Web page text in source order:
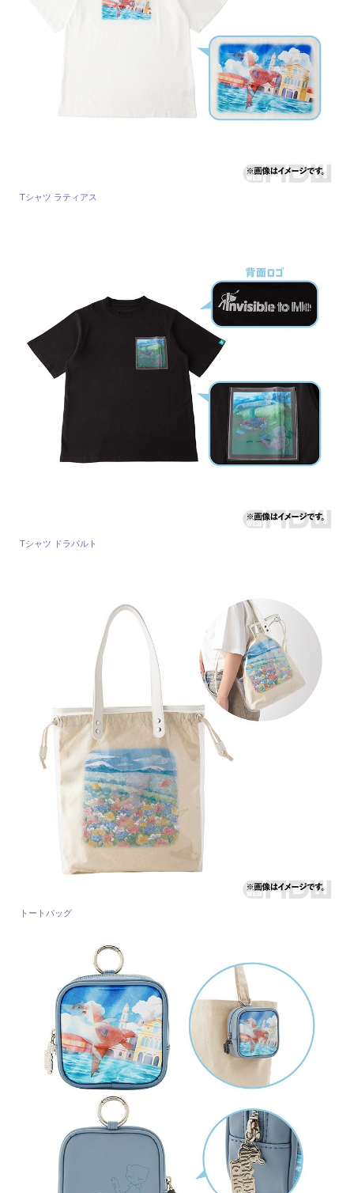
Tシャツ ラティアス
Tシャツ ドラパルト
トートバッグ